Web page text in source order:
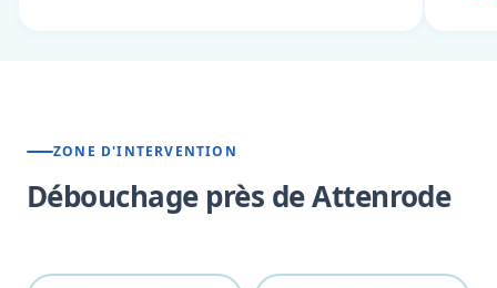
ZONE D'INTERVENTION
Débouchage près de Attenrode